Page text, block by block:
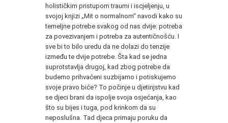
holističkim pristupom traumi i iscjeljenju, u
svojoj knjizi „Mit o normalnom“ navodi kako su
temeljne potrebe svakog od nas dvije: potreba
za povezivanjem i potreba za autentičnošću. I
sve bi to bilo uredu da ne dolazi do tenzije
između te dvije potrebe. Šta kad se jedna
suprotstavlja drugoj, kad zbog potrebe da
budemo prihvaćeni suzbijamo i potiskujemo
svoje pravo biće? To počinje u djetinjstvu kad
se djeci brani da ispolje svoja osjećanja, kao
što su bijes i tuga, pod krinkom da su
neposlušna. Tad djeca primaju poruku da